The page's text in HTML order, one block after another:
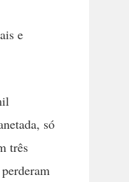
e
só
três